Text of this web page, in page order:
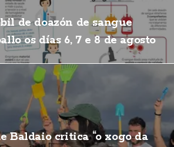
de doazón de sangue
os días 6, 7 e 8 de agosto
Baldaio critica “o xogo da